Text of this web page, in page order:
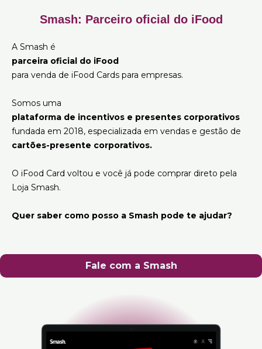
Smash: Parceiro oficial do iFood
A Smash é
parceira oficial do iFood
para venda de iFood Cards para empresas.
Somos uma
plataforma de incentivos e presentes corporativos
fundada em 2018, especializada em vendas e gestão de
cartões-presente corporativos.
O iFood Card voltou e você já pode comprar direto pela
Loja Smash.
Quer saber como posso a Smash pode te ajudar?
Fale com a Smash